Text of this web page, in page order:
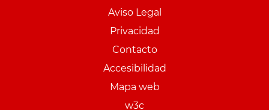
Aviso Legal
Privacidad
Contacto
Accesibilidad
Mapa web
w3c